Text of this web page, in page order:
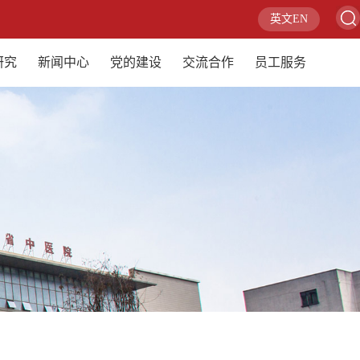
英文EN
究 新闻中心 党的建设 交流合作 员工服务